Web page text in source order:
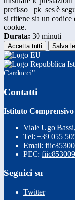
prefisso _pk_ses è
si ritiene sia un
cookie.
Durata: 30 minuti
Accetta tutti Salva
Carducci"
Contatti
Istituto
Viale Ugo
Tel: +39 055
Email:
PEC:
Seguici su
Twitter